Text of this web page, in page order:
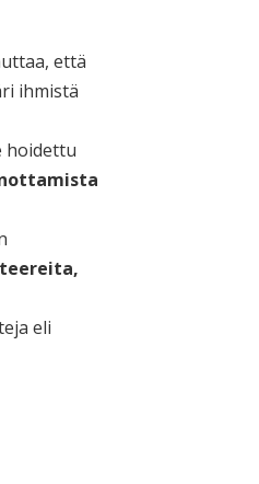
että
ihmistä
hoidettu
eli